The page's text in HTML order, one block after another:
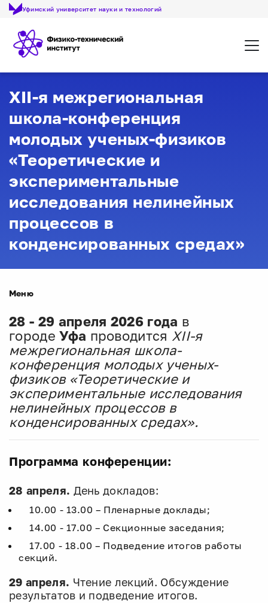
Уфимский университет науки и технологий
XII-я межрегиональная
школа-конференция
молодых ученых-физиков
«Теоретические и
экспериментальные
исследования нелинейных
процессов в
конденсированных средах»
Меню
28 - 29 апреля 2026 года в
городеУфа проводится XII-я
межрегиональная школа-
конференция молодых ученых-
физиков «Теоретические и
экспериментальные исследования
нелинейных процессов в
конденсированных средах».
Программа конференции:
28 апреля. День докладов:
10.00 - 13.00 – Пленарные доклады;
14.00 - 17.00 – Секционные заседания;
17.00 - 18.00 – Подведение итогов работы
секций.
29 апреля. Чтение лекций. Обсуждение
результатов и подведение итогов.